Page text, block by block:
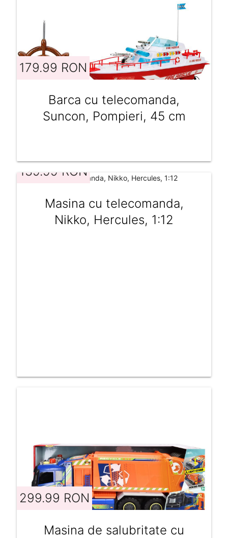
179.99 RON
Barca cu telecomanda,
Suncon, Pompieri, 45 cm
139.99 RON
Masina cu telecomanda,
Nikko, Hercules, 1:12
299.99 RON
Masina de salubritate cu